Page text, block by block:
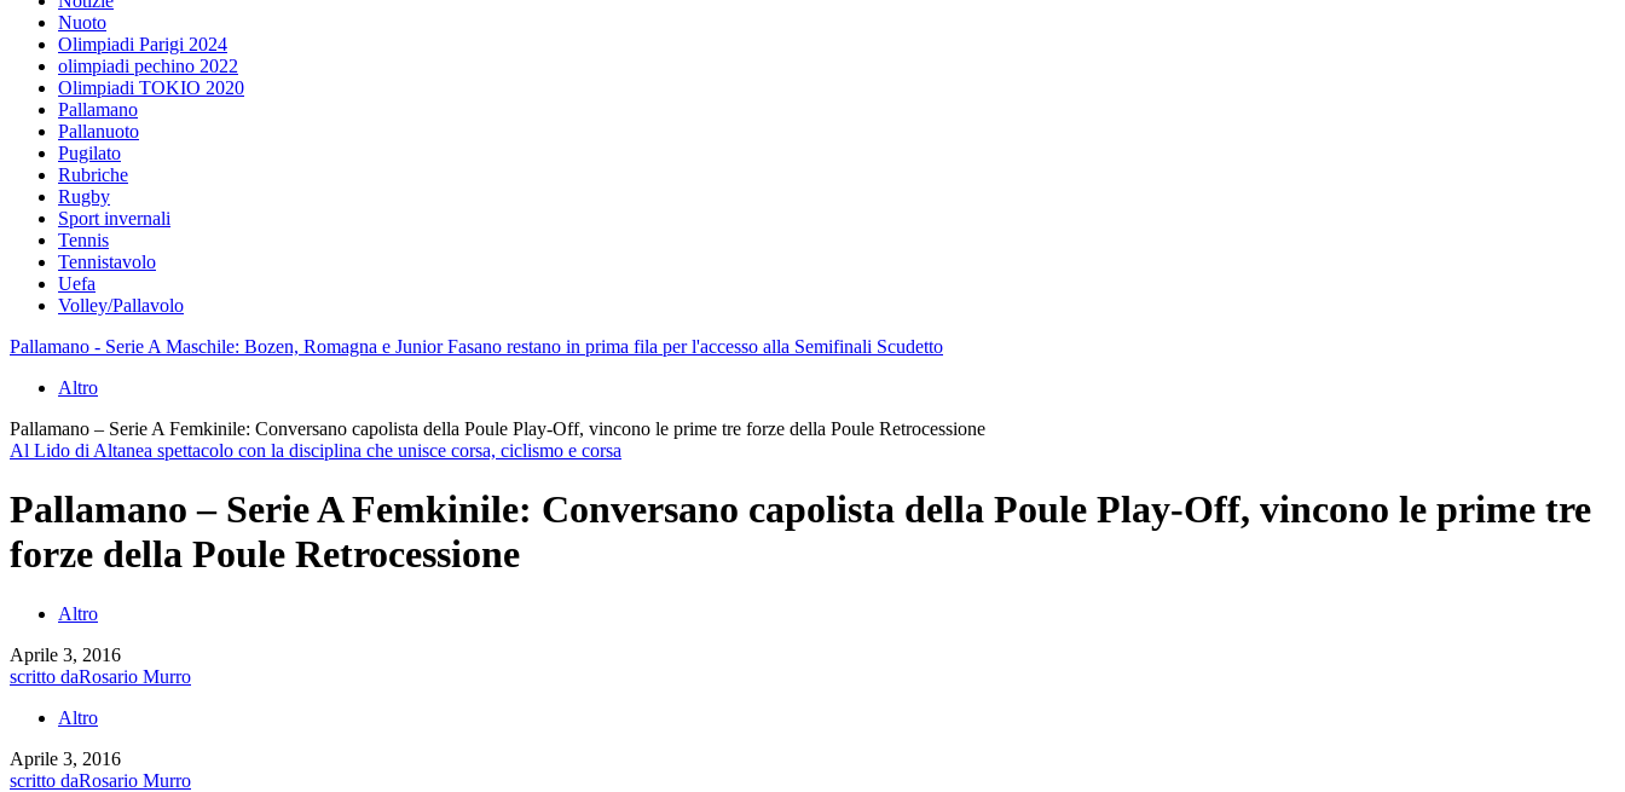
Nuoto
Olimpiadi Parigi 2024
olimpiadi pechino 2022
Olimpiadi TOKIO 2020
Pallamano
Pallanuoto
Pugilato
Rubriche
Rugby
Sport invernali
Tennis
Tennistavolo
Uefa
Volley/Pallavolo
Pallamano - Serie A Maschile: Bozen, Romagna e Junior Fasano restano in prima fila per l'accesso alla Semifinali Scudetto
Altro
Pallamano – Serie A Femkinile: Conversano capolista della Poule Play-Off, vincono le prime tre forze della Poule Retrocessione
Al Lido di Altanea spettacolo con la disciplina che unisce corsa, ciclismo e corsa
Pallamano – Serie A Femkinile: Conversano capolista della Poule Play-Off, vincono le prime tre
forze della Poule Retrocessione
Altro
Aprile 3, 2016
scritto daRosario Murro
Altro
Aprile 3, 2016
scritto daRosario Murro